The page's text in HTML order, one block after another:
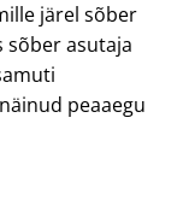
järel sõber
sõber asutaja
peaaegu